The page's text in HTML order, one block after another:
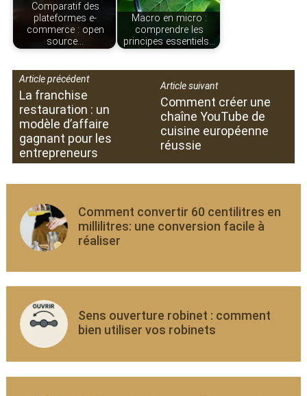
Comparatif des
plateformes e-
commerce : open
source…
Macro en micro :
comprendre les
principes essentiels…
Article précédent
La franchise
restauration : un
modèle d’affaire
gagnant pour les
entrepreneurs
Article suivant
Comment créer une
chaîne YouTube de
cuisine européenne
réussie
Comment convertir 60 centilitres en
millilitres: une conversion facile à
réaliser
Sens ouverture robinet : comment
bien utiliser vos robinets